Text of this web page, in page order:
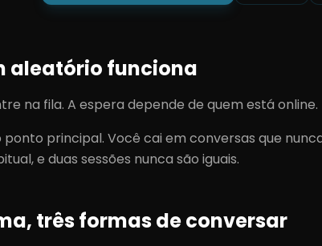
aleatório funciona
na fila. A espera depende de quem está online.
ponto principal. Você cai em conversas que
e duas sessões nunca são iguais.
três formas de conversar